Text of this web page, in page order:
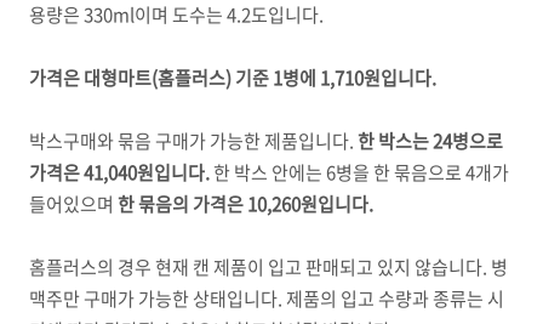
용량은 330ml이며 도수는 4.2도입니다.
가격은 대형마트(홈플러스) 기준 1병에 1,710원입니다.
박스구매와 묶음 구매가 가능한 제품입니다.한 박스는 24병으로
가격은 41,040원입니다.한 박스 안에는 6병을 한 묶음으로 4개가
들어있으며 한 묶음의 가격은 10,260원입니다.
홈플러스의 경우 현재 캔 제품이 입고 판매되고 있지 않습니다. 병
맥주만 구매가 가능한 상태입니다. 제품의 입고 수량과 종류는 시